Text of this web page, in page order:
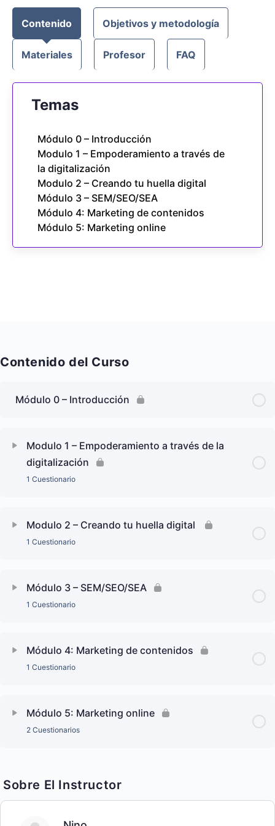
Contenido Objetivos y metodología
Materiales Profesor FAQ
Temas
Módulo 0 – Introducción
Modulo 1 – Empoderamiento a través de
la digitalización
Modulo 2 – Creando tu huella digital
Módulo 3 – SEM/SEO/SEA
Módulo 4: Marketing de contenidos
Módulo 5: Marketing online
Contenido del Curso
Módulo 0 – Introducción
Modulo 1 – Empoderamiento a través de la
digitalización
1 Cuestionario
Modulo 2 – Creando tu huella digital
1 Cuestionario
Módulo 3 – SEM/SEO/SEA
1 Cuestionario
Módulo 4: Marketing de contenidos
1 Cuestionario
Módulo 5: Marketing online
2 Cuestionarios
Sobre El Instructor